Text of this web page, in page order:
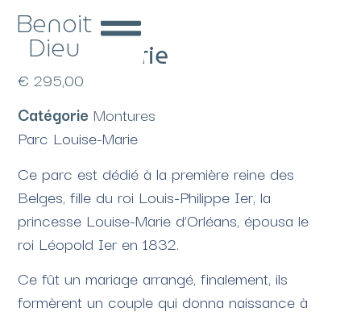
Benoit
Dieu
Louise-Marie
€ 295,00
Catégorie Montures
Parc Louise-Marie
Ce parc est dédié à la première reine des
Belges, fille du roi Louis-Philippe Ier, la
princesse Louise-Marie d’Orléans, épousa le
roi Léopold Ier en 1832.
Ce fût un mariage arrangé, finalement, ils
formèrent un couple qui donna naissance à